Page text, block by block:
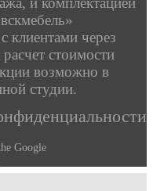
клиентами через
стоимости
возможно в
студии.
Google